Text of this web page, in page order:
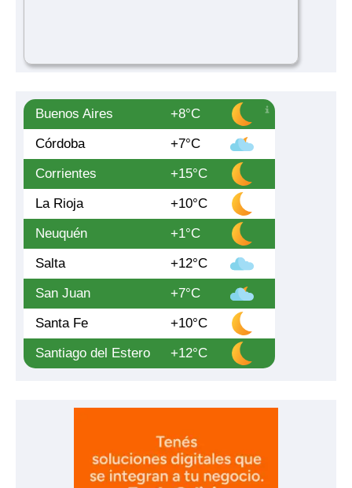
Buenos Aires
+8°C
Córdoba
+7°C
Corrientes
+15°C
La Rioja
+10°C
Neuquén
+1°C
Salta
+12°C
San Juan
+7°C
Santa Fe
+10°C
Santiago del Estero
+12°C